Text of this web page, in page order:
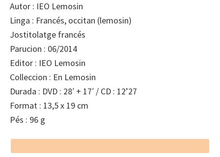
Autor : IEO Lemosin
Linga : Francés, occitan (lemosin)
Jostitolatge francés
Parucion : 06/2014
Editor : IEO Lemosin
Colleccion : En Lemosin
Durada : DVD : 28′ + 17′ / CD : 12’27
Format : 13,5 x 19 cm
Pés : 96 g
Footer